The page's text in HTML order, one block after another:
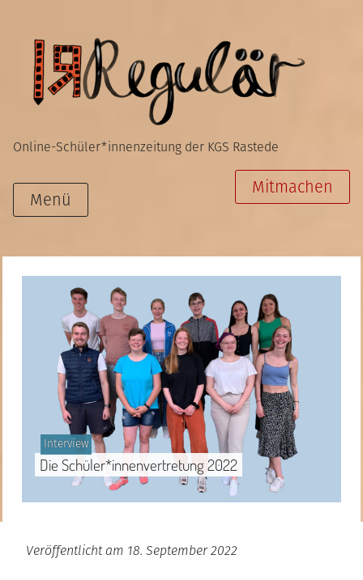
springen
Online-Schüler*innenzeitung der KGS Rastede
Menü
Mitmachen
Gepostet
in
Interview
Die Schüler*innenvertretung 2022
Veröffentlicht am 18. September 2022